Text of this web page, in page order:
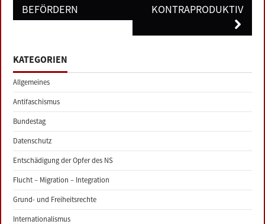
BEFÖRDERN
KONTRAPRODUKTIV
KATEGORIEN
Allgemeines
Antifaschismus
Bundestag
Datenschutz
Entschädigung der Opfer des NS
Flucht – Migration – Integration
Grund- und Freiheitsrechte
Internationalismus